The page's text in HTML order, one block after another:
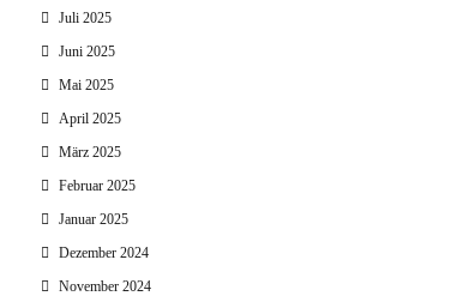
Juli 2025
Juni 2025
Mai 2025
April 2025
März 2025
Februar 2025
Januar 2025
Dezember 2024
November 2024